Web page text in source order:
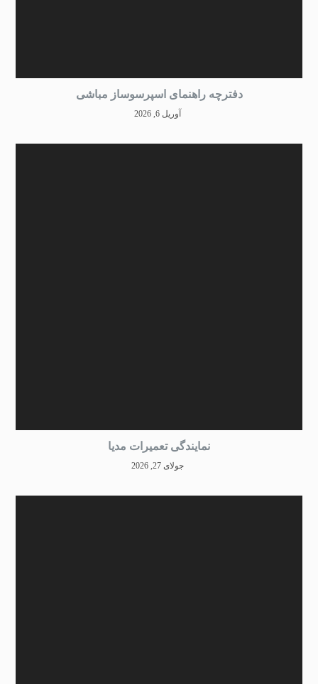
دفترچه راهنمای اسپرسوساز مباشی
آوریل 6, 2026
نمایندگی تعمیرات مدیا
جولای 27, 2026